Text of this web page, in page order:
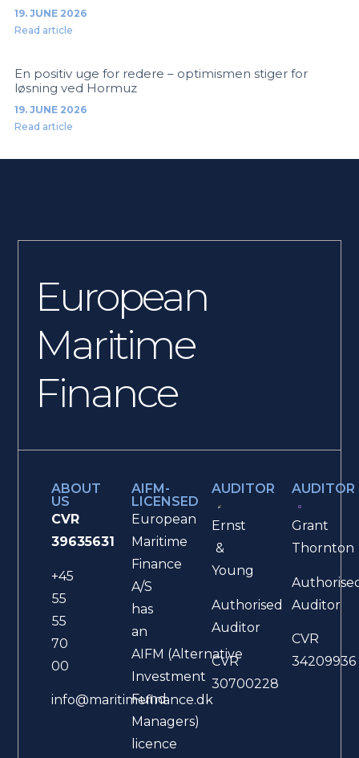
19. JUNE 2026
Read article
En positiv uge for redere – optimismen stiger for
løsning ved Hormuz
19. JUNE 2026
Read article
European
Maritime
Finance
ABOUT
US
CVR
39635631
+45
55
55
70
00
info@maritimefinance.dk
AIFM-
LICENSED
European
Maritime
Finance
A/S
has
an
AIFM (Alternative
Investment
Fund
Managers)
licence
AUDITOR
Ernst
&
Young
Authorised
Auditor
CVR
30700228
AUDITOR
Grant
Thornton
Auditor
CVR
34209936